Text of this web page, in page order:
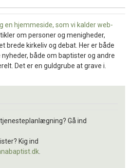
en hjemmeside, som vi kalder web-
om personer og menigheder,
brede kirkeliv og debat. Her er både
både om baptister og andre
Det er en guldgrube at grave i.
Gå ind
Kig ind